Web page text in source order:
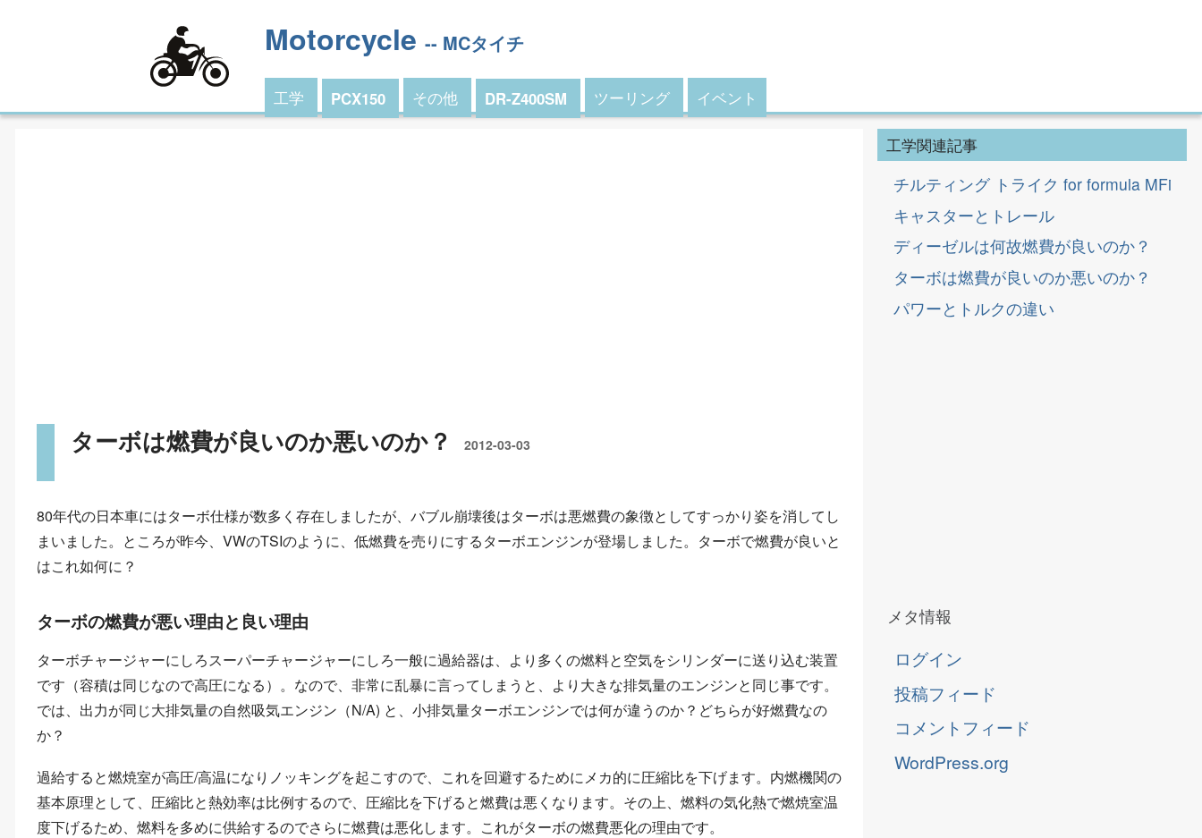
Motorcycle -- MCタイチ
工学 PCX150 その他 DR-Z400SM ツーリング イベント
ターボは燃費が良いのか悪いのか？ 2012-03-03
80年代の日本車にはターボ仕様が数多く存在しましたが、バブル崩壊後はターボは悪燃費の象徴としてすっかり姿を消してし
まいました。ところが昨今、VWのTSIのように、低燃費を売りにするターボエンジンが登場しました。ターボで燃費が良いと
はこれ如何に？
ターボの燃費が悪い理由と良い理由
ターボチャージャーにしろスーパーチャージャーにしろ一般に過給器は、より多くの燃料と空気をシリンダーに送り込む装置
です（容積は同じなので高圧になる）。なので、非常に乱暴に言ってしまうと、より大きな排気量のエンジンと同じ事です。
では、出力が同じ大排気量の自然吸気エンジン（N/A) と、小排気量ターボエンジンでは何が違うのか？どちらが好燃費なの
か？
過給すると燃焼室が高圧/高温になりノッキングを起こすので、これを回避するためにメカ的に圧縮比を下げます。内燃機関の
基本原理として、圧縮比と熱効率は比例するので、圧縮比を下げると燃費は悪くなります。その上、燃料の気化熱で燃焼室温
度下げるため、燃料を多めに供給するのでさらに燃費は悪化します。これがターボの燃費悪化の理由です。
工学関連記事
チルティング トライク for formula MFi
キャスターとトレール
ディーゼルは何故燃費が良いのか？
ターボは燃費が良いのか悪いのか？
パワーとトルクの違い
メタ情報
ログイン
投稿フィード
コメントフィード
WordPress.org